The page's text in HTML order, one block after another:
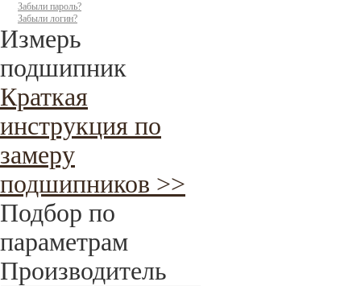
Забыли пароль?
Забыли логин?
Измерь
подшипник
Краткая
инструкция по
замеру
подшипников >>
Подбор по
параметрам
Производитель